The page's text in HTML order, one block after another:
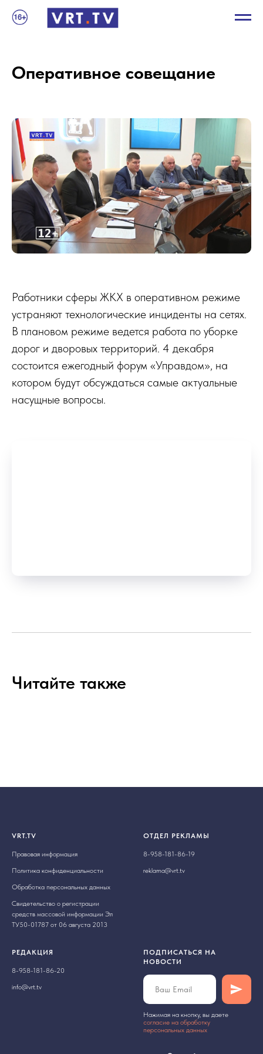
Оперативное совещание
Работники сферы ЖКХ в оперативном режиме
устраняют технологические инциденты на сетях.
В плановом режиме ведется работа по уборке
дорог и дворовых территорий. 4 декабря
состоится ежегодный форум «Управдом», на
котором будут обсуждаться самые актуальные
насущные вопросы.
Читайте также
VRT.TV
Правовая информация
Политика конфиденциальности
Обработка персональных данных
Свидетельство о регистрации
средств массовой информации Эл
ТУ50-01787 от 06 августа 2013
ОТДЕЛ РЕКЛАМЫ
8-958-181-86-19
reklama@vrt.tv
РЕДАКЦИЯ
8-958-181-86-20
info@vrt.tv
ПОДПИСАТЬСЯ НА
НОВОСТИ
Нажимая на кнопку, вы даете
cогласие на обработку
персональных данных